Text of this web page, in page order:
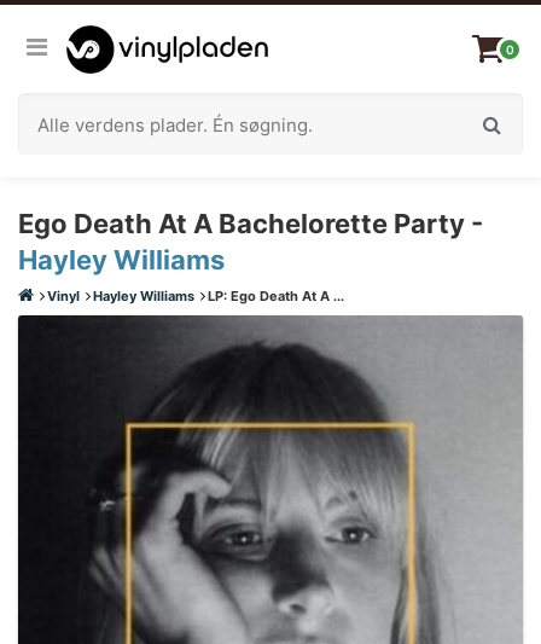
0
Ego Death At A Bachelorette Party -
Hayley Williams
Vinyl Hayley Williams LP: Ego Death At A ...